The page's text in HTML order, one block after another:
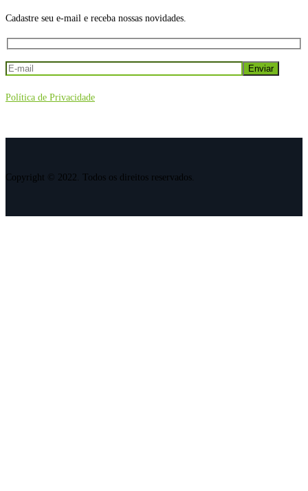
Cadastre seu e-mail e receba nossas novidades.
Política de Privacidade
Copyright © 2022. Todos os direitos reservados.